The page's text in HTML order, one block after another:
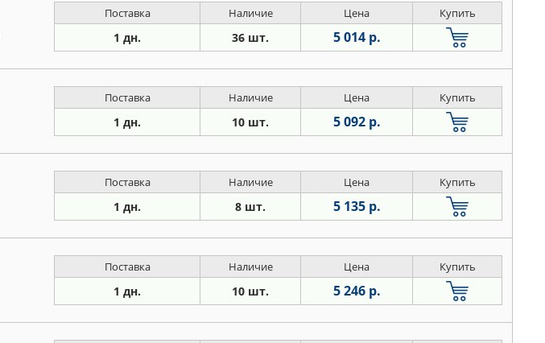
Поставка Наличие Цена Купить
1 дн. 36 шт. 5 014 р.
Поставка Наличие Цена Купить
1 дн. 10 шт. 5 092 р.
Поставка Наличие Цена Купить
1 дн. 8 шт. 5 135 р.
Поставка Наличие Цена Купить
1 дн. 10 шт. 5 246 р.